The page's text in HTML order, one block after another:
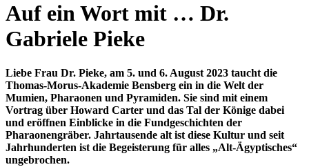
Auf ein Wort mit … Dr.
Gabriele Pieke
Liebe Frau Dr. Pieke, am 5. und 6. August 2023 taucht die
Thomas-Morus-Akademie Bensberg ein in die Welt der
Mumien, Pharaonen und Pyramiden. Sie sind mit einem
Vortrag über Howard Carter und das Tal der Könige dabei
und eröffnen Einblicke in die Fundgeschichten der
Pharaonengräber. Jahrtausende alt ist diese Kultur und seit
Jahrhunderten ist die Begeisterung für alles „Alt-Ägyptisches“
ungebrochen.